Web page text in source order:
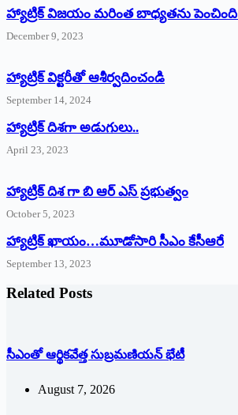
హ్యాట్రిక్ విజయం మరింత బాధ్యతను పెంచింది
December 9, 2023
హ్యాట్రిక్‌ ‌విక్టరీతో ఆశీర్వదించండి
September 14, 2024
‌హ్యాట్రిక్‌ ‌దిశగా అడుగులు..
April 23, 2023
హ్యాట్రిక్ దిశ గా బి ఆర్ ఎస్ ప్రభుత్వం
October 5, 2023
హ్యాట్రిక్‌ ‌ఖాయం…మూడోసారి సీఎం కేసీఆరే
September 13, 2023
Related Posts
సీఎంతో ఆర్థికవేత్త సుబ్రమణియన్ భేటీ
August 7, 2026